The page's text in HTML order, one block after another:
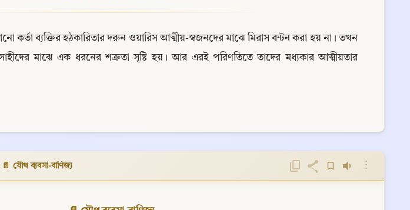
ব্যক্তির হঠকারিতার দরুন ওয়ারিস আত্মীয়-স্বজনদের মাঝে মিরাস বন্টন করা হয় না। তখন
মাঝে এক ধরনের শত্রুতা সৃষ্টি হয়। আর এরই পরিণতিতে তাদের মধ্যকার আত্মীয়তার
📄 যৌথ ব্যবসা-বাণিজ্য ⋮